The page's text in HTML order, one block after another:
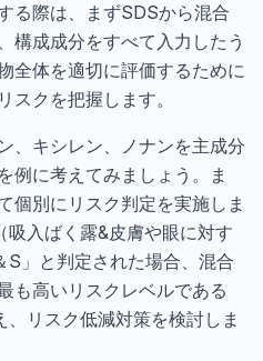
る際は、まずSDSから混合
構成成分をすべて入力したう
全体を適切に評価するために
スクを把握します。
、キシレン、ノナンを主成分
例に考えてみましょう。ま
個別にリスク判定を実施しま
入ばく露&皮膚や眼に対す
」と判定された場合、混合
も高いリスクレベルである
リスク低減対策を検討しま